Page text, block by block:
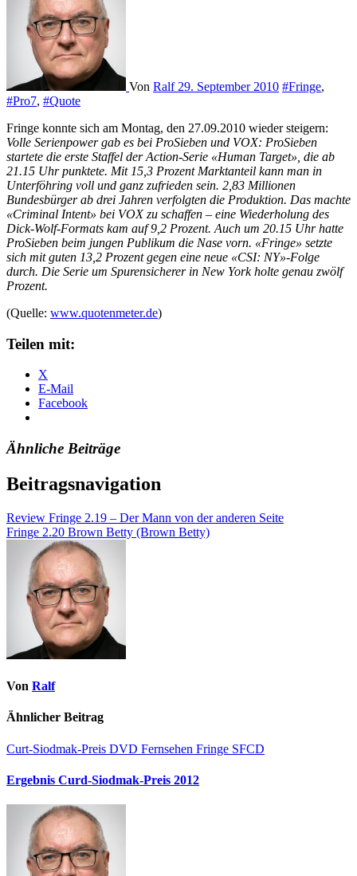
Von Ralf 29. September 2010 #Fringe,
#Pro7, #Quote
Fringe konnte sich am Montag, den 27.09.2010 wieder steigern:
Volle Serienpower gab es bei ProSieben und VOX: ProSieben
startete die erste Staffel der Action-Serie «Human Target», die ab
21.15 Uhr punktete. Mit 15,3 Prozent Marktanteil kann man in
Unterföhring voll und ganz zufrieden sein. 2,83 Millionen
Bundesbürger ab drei Jahren verfolgten die Produktion. Das machte
«Criminal Intent» bei VOX zu schaffen – eine Wiederholung des
Dick-Wolf-Formats kam auf 9,2 Prozent. Auch um 20.15 Uhr hatte
ProSieben beim jungen Publikum die Nase vorn. «Fringe» setzte
sich mit guten 13,2 Prozent gegen eine neue «CSI: NY»-Folge
durch. Die Serie um Spurensicherer in New York holte genau zwölf
Prozent.
(Quelle: www.quotenmeter.de)
Teilen mit:
X
E-Mail
Facebook
Ähnliche Beiträge
Beitragsnavigation
Review Fringe 2.19 – Der Mann von der anderen Seite
Fringe 2.20 Brown Betty (Brown Betty)
Von Ralf
Ähnlicher Beitrag
Curt-Siodmak-Preis DVD Fernsehen Fringe SFCD
Ergebnis Curd-Siodmak-Preis 2012